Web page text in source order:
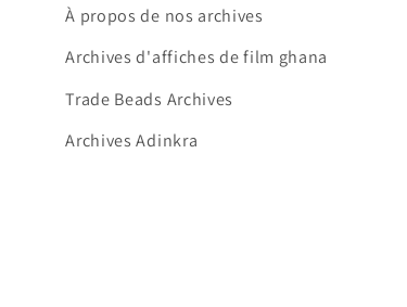
À propos de nos archives
Archives d'affiches de film ghana
Trade Beads Archives
Archives Adinkra